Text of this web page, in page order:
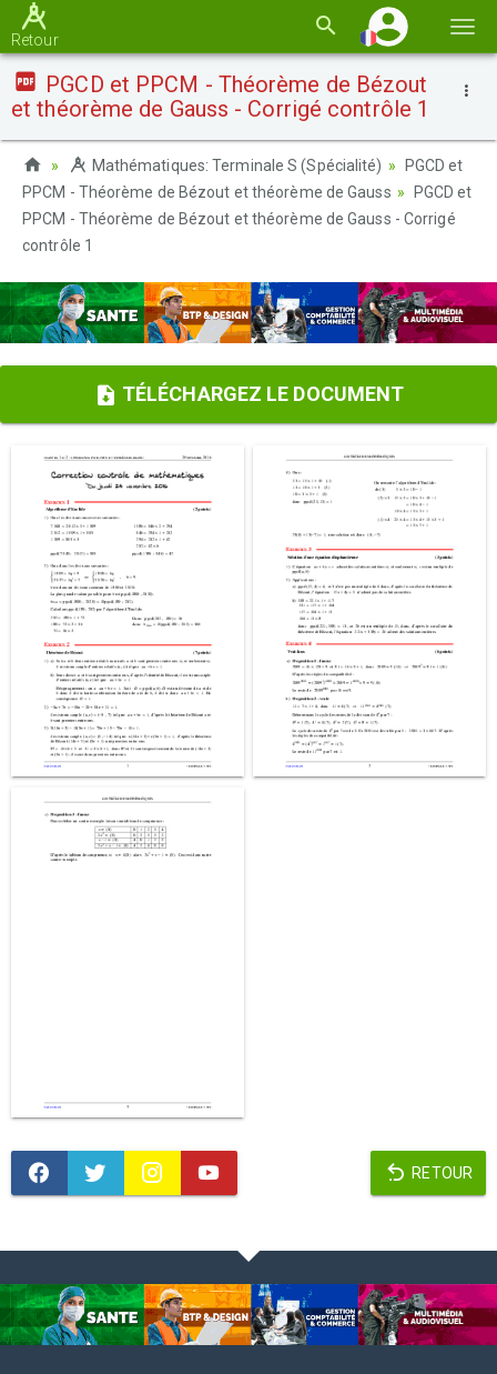
la
Retour
PGCD et PPCM - Théorème de Bézout
et théorème de Gauss - Corrigé contrôle 1
Mathématiques: Terminale S (Spécialité)
PGCD et
PPCM - Théorème de Bézout et théorème de Gauss
PGCD et
PPCM - Théorème de Bézout et théorème de Gauss - Corrigé
contrôle 1
TÉLÉCHARGEZ LE DOCUMENT
RETOUR